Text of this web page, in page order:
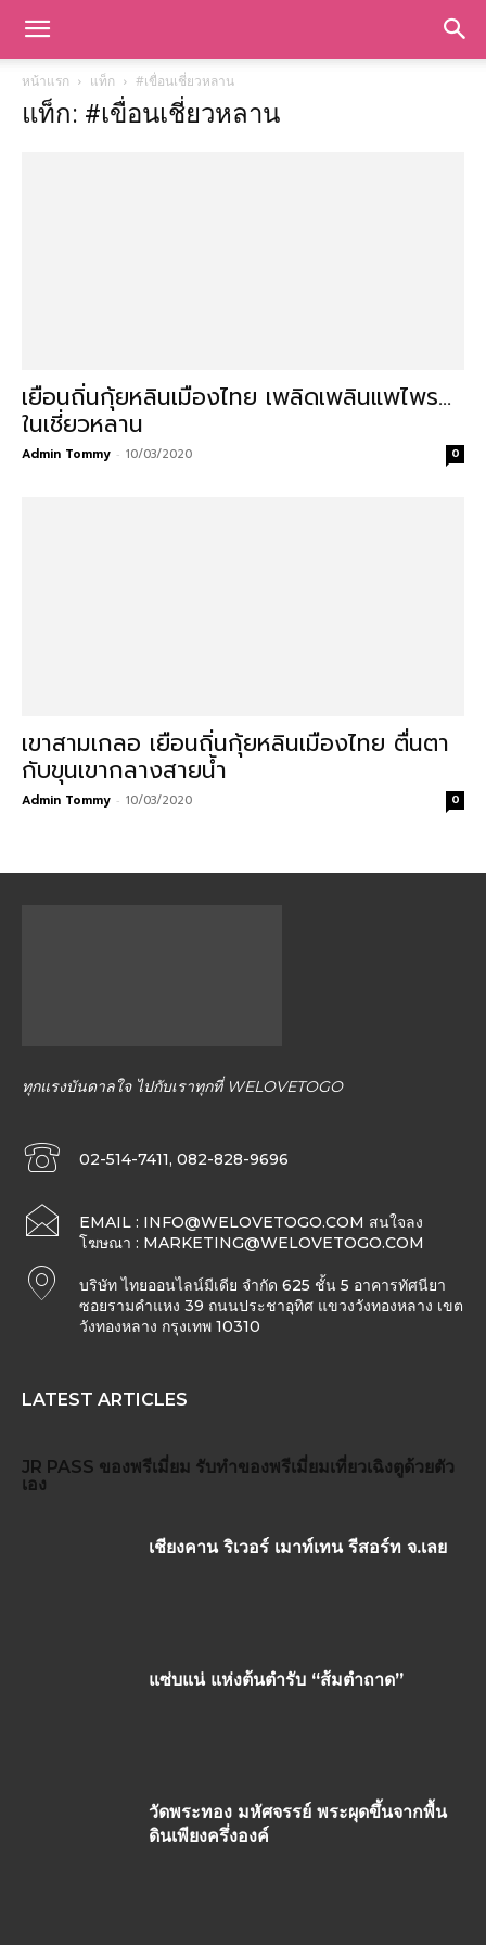
หน้าแรก แท็ก #เขื่อนเชี่ยวหลาน
แท็ก: #เขื่อนเชี่ยวหลาน
เยือนถิ่นกุ้ยหลินเมืองไทย เพลิดเพลินแพไพร…
ในเชี่ยวหลาน
Admin Tommy - 10/03/2020 0
เขาสามเกลอ เยือนถิ่นกุ้ยหลินเมืองไทย ตื่นตา
กับขุนเขากลางสายน้ำ
Admin Tommy - 10/03/2020 0
ทุกแรงบันดาลใจ ไปกับเราทุกที่ WELOVETOGO
02-514-7411, 082-828-9696
EMAIL : INFO@WELOVETOGO.COM สนใจลง
โฆษณา : MARKETING@WELOVETOGO.COM
บริษัท ไทยออนไลน์มีเดีย จำกัด 625 ชั้น 5 อาคารทัศนียา
ซอยรามคำแหง 39 ถนนประชาอุทิศ แขวงวังทองหลาง เขต
วังทองหลาง กรุงเทพ 10310
LATEST ARTICLES
JR PASS ของพรีเมี่ยม รับทำของพรีเมี่ยมเที่ยวเฉิงตูด้วยตัว
เอง
เชียงคาน ริเวอร์ เมาท์เทน รีสอร์ท จ.เลย
แซ่บแน่ แห่งต้นตำรับ “ส้มตำถาด”
วัดพระทอง มหัศจรรย์ พระผุดขึ้นจากพื้น
ดินเพียงครึ่งองค์